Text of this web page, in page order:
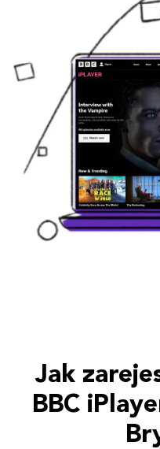
Jak
BBC